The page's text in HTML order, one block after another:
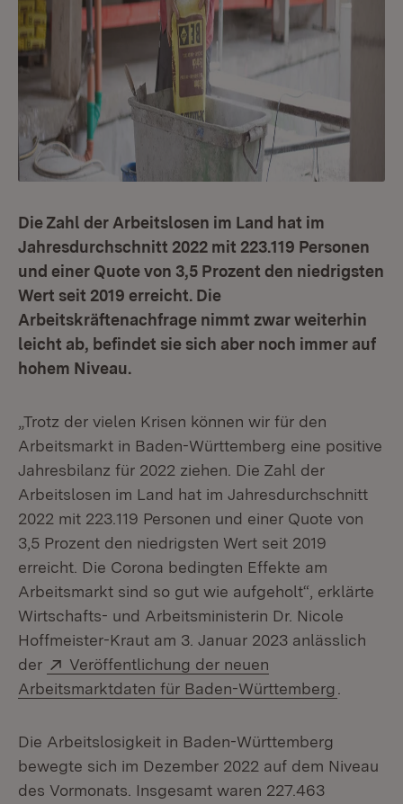
Die Zahl der Arbeitslosen im Land hat im
Jahresdurchschnitt 2022 mit 223.119 Personen
und einer Quote von 3,5 Prozent den niedrigsten
Wert seit 2019 erreicht. Die
Arbeitskräftenachfrage nimmt zwar weiterhin
leicht ab, befindet sie sich aber noch immer auf
hohem Niveau.
„Trotz der vielen Krisen können wir für den
Arbeitsmarkt in Baden-Württemberg eine positive
Jahresbilanz für 2022 ziehen. Die Zahl der
Arbeitslosen im Land hat im Jahresdurchschnitt
2022 mit 223.119 Personen und einer Quote von
3,5 Prozent den niedrigsten Wert seit 2019
erreicht. Die Corona bedingten Effekte am
Arbeitsmarkt sind so gut wie aufgeholt“, erklärte
Wirtschafts- und Arbeitsministerin Dr. Nicole
Hoffmeister-Kraut am 3. Januar 2023 anlässlich
der
Extern:
Veröffentlichung der neuen
Arbeitsmarktdaten für Baden-Württemberg
Die Arbeitslosigkeit in Baden-Württemberg
bewegte sich im Dezember 2022 auf dem Niveau
des Vormonats. Insgesamt waren 227.463